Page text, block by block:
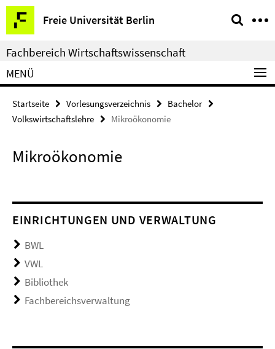
Springe
direkt
zu
Inhalt
Freie Universität Berlin
Service-
Navigation
Fachbereich Wirtschaftswissenschaft
MENÜ
Startseite Vorlesungsverzeichnis
Bachelor
Volkswirtschaftslehre
Mikroökonomie
Mikroökonomie
EINRICHTUNGEN UND VERWALTUNG
BWL
VWL
Bibliothek
Fachbereichsverwaltung